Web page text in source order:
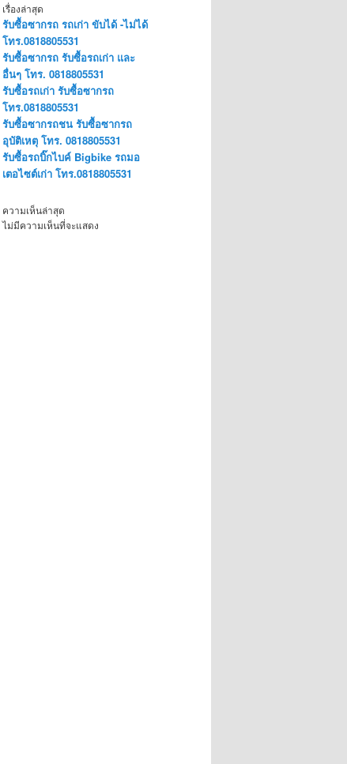
เรื่องล่าสุด
รับซื้อซากรถ รถเก่า ขับได้ -ไม่ได้
โทร.0818805531
รับซื้อซากรถ รับซื้อรถเก่า และ
อื่นๆ โทร. 0818805531
รับซื้อรถเก่า รับซื้อซากรถ
โทร.0818805531
รับซื้อซากรถชน รับซื้อซากรถ
อุบัติเหตุ โทร. 0818805531
รับซื้อรถบิ๊กไบค์ Bigbike รถมอ
เตอไซต์เก่า โทร.0818805531
ความเห็นล่าสุด
ไม่มีความเห็นที่จะแสดง